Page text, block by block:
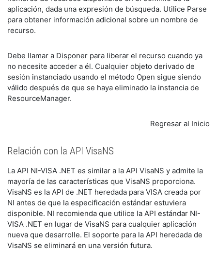
aplicación, dada una expresión de búsqueda. Utilice Parse
para obtener información adicional sobre un nombre de
recurso.
Debe llamar a Disponer para liberar el recurso cuando ya
no necesite acceder a él. Cualquier objeto derivado de
sesión instanciado usando el método Open sigue siendo
válido después de que se haya eliminado la instancia de
ResourceManager.
Regresar al Inicio
Relación con la API VisaNS
La API NI-VISA .NET es similar a la API VisaNS y admite la
mayoría de las características que VisaNS proporciona.
VisaNS es la API de .NET heredada para VISA creada por
NI antes de que la especificación estándar estuviera
disponible. NI recomienda que utilice la API estándar NI-
VISA .NET en lugar de VisaNS para cualquier aplicación
nueva que desarrolle. El soporte para la API heredada de
VisaNS se eliminará en una versión futura.